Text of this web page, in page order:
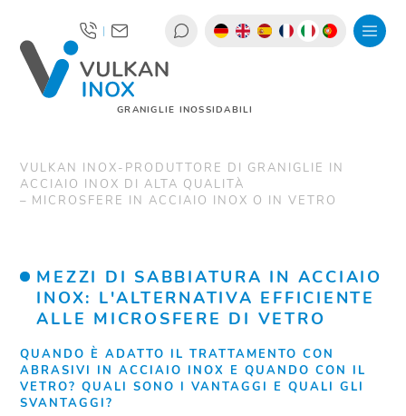
GRANIGLIE INOSSIDABILI
|
VULKAN INOX-PRODUTTORE DI GRANIGLIE IN
ACCIAIO INOX DI ALTA QUALITÀ
MICROSFERE IN ACCIAIO INOX O IN VETRO
MEZZI DI SABBIATURA IN ACCIAIO
INOX: L'ALTERNATIVA EFFICIENTE
ALLE MICROSFERE DI VETRO
QUANDO È ADATTO IL TRATTAMENTO CON
ABRASIVI IN ACCIAIO INOX E QUANDO CON IL
VETRO? QUALI SONO I VANTAGGI E QUALI GLI
SVANTAGGI?